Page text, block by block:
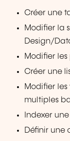
Créer une
Modifier la
Design/
Modifier
Créer une
Modifier les
multiples
Indexer
Définir une